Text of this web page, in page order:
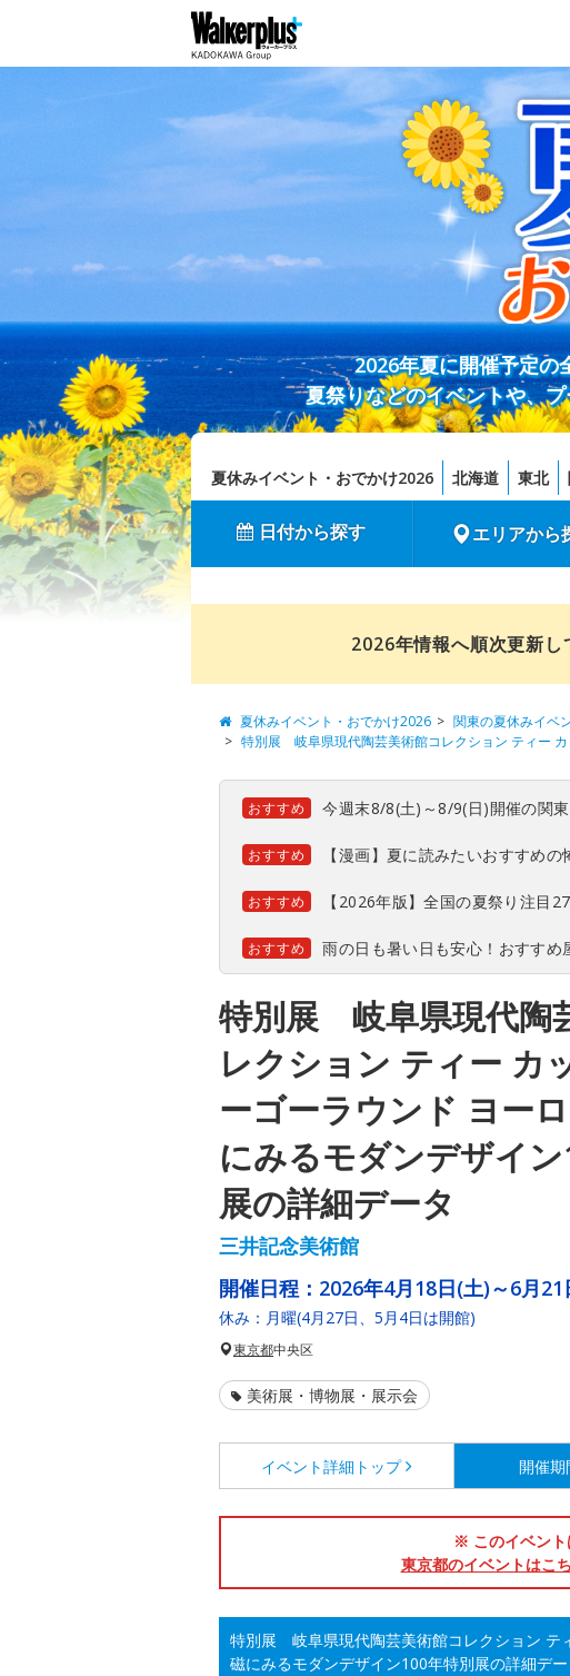
2026年夏に開催予定の
夏祭りなどのイベントや、
夏休みイベント・おでかけ2026 北海道 東北
日付から探す エリアから
2026年情報へ順次更新し
夏休みイベント・おでかけ2026 関東の夏休みイベ
特別展 岐阜県現代陶芸美術館コレクション ティー
おすすめ 今週末8/8(土)～8/9(日)開催の関
おすすめ 【漫画】夏に読みたいおすすめの
おすすめ 【2026年版】全国の夏祭り注目
おすすめ 雨の日も暑い日も安心！おすすめ
特別展 岐阜県現代陶
レクション ティー カ
ーゴーラウンド ヨー
にみるモダンデザイ
展の詳細データ
三井記念美術館
開催日程： 2026年4月18日(土)～6月21
休み：月曜(4月27日、5月4日は開館)
東京都中央区
美術展・博物展・展示会
イベント詳細 トップ 開催
※ このイベント
東京都のイベントはこ
特別展 岐阜県現代陶芸美術館コレクション テ
磁にみるモダンデザイン100年特別展の詳細デー